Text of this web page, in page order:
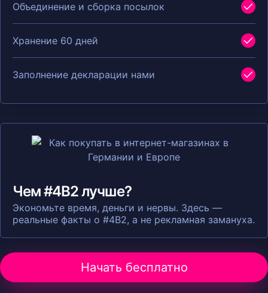
Объединение и сборка посылок
Хранение 60 дней
Заполнение декларации нами
Чем #4B2 лучше?
Экономьте время, деньги и нервы. Здесь —
реальные факты о #4B2, а не рекламная замануха.
Начать бесплатно